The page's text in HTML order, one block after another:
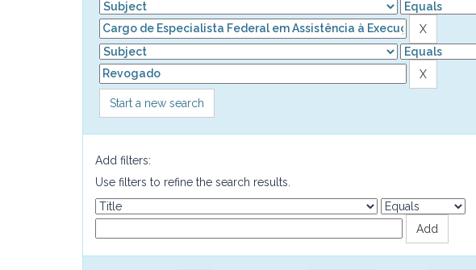
Start a new search
Add filters:
Use filters to refine the search results.